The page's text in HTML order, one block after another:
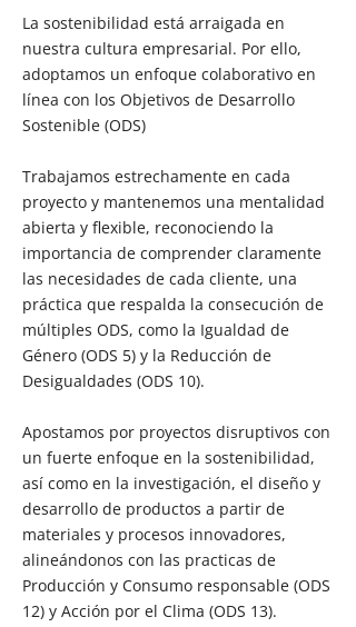
La sostenibilidad está arraigada en
nuestra cultura empresarial. Por ello,
adoptamos un enfoque colaborativo en
línea con los Objetivos de Desarrollo
Sostenible (ODS)
Trabajamos estrechamente en cada
proyecto y mantenemos una mentalidad
abierta y flexible, reconociendo la
importancia de comprender claramente
las necesidades de cada cliente, una
práctica que respalda la consecución de
múltiples ODS, como la Igualdad de
Género (ODS 5) y la Reducción de
Desigualdades (ODS 10).
Apostamos por proyectos disruptivos con
un fuerte enfoque en la sostenibilidad,
así como en la investigación, el diseño y
desarrollo de productos a partir de
materiales y procesos innovadores,
alineándonos con las practicas de
Producción y Consumo responsable (ODS
12) y Acción por el Clima (ODS 13).